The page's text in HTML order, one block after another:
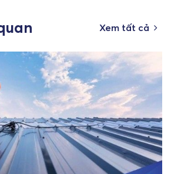
Xem tất cả